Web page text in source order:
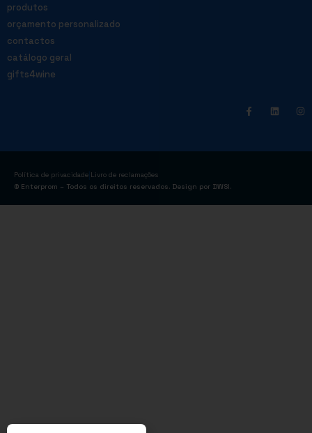
produtos
orçamento personalizado
contactos
catálogo geral
gifts4wine
Política de privacidade Livro de reclamações
© Enterprom – Todos os direitos reservados. Design por DWSI.